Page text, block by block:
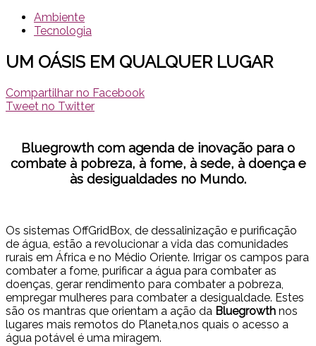
Ambiente
Tecnologia
UM OÁSIS EM QUALQUER LUGAR
Compartilhar no Facebook
Tweet no Twitter
Bluegrowth com agenda de inovação para o
combate à pobreza, à fome, à sede, à doença e
às desigualdades no Mundo.
Os sistemas OffGridBox, de dessalinização e purificação
de água, estão a revolucionar a vida das comunidades
rurais em África e no Médio Oriente. Irrigar os campos para
combater a fome, purificar a água para combater as
doenças, gerar rendimento para combater a pobreza,
empregar mulheres para combater a desigualdade. Estes
são os mantras que orientam a ação da Bluegrowth nos
lugares mais remotos do Planeta,nos quais o acesso a
água potável é uma miragem.